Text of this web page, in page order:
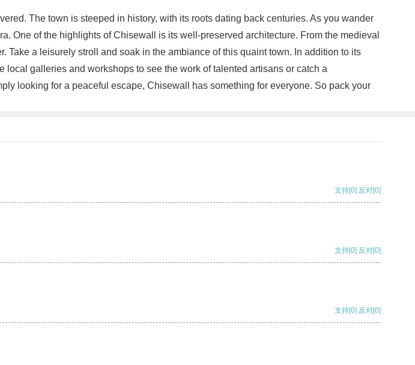
The town is steeped in history, with its roots dating back centuries. As you wander
One of the highlights of Chisewall is its well-preserved architecture. From the medieval
Take a leisurely stroll and soak in the ambiance of this quaint town. In addition to its
galleries and workshops to see the work of talented artisans or catch a
looking for a peaceful escape, Chisewall has something for everyone. So pack your
支持[0] 反对[0]
支持[0] 反对[0]
支持[0] 反对[0]